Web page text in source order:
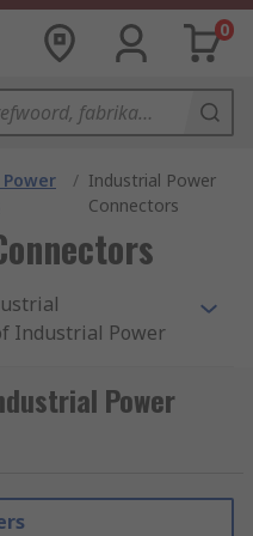
0
Power
/ Industrial Power
Connectors
Industrial Power
electrical
relevant
a safe and sure
Power